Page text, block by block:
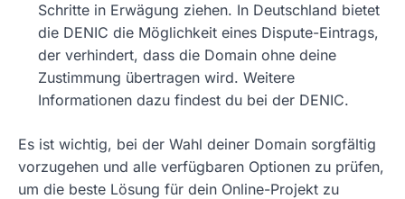
Schritte in Erwägung ziehen. In Deutschland bietet
die DENIC die Möglichkeit eines Dispute-Eintrags,
der verhindert, dass die Domain ohne deine
Zustimmung übertragen wird. Weitere
Informationen dazu findest du bei der DENIC.
Es ist wichtig, bei der Wahl deiner Domain sorgfältig
vorzugehen und alle verfügbaren Optionen zu prüfen,
um die beste Lösung für dein Online-Projekt zu